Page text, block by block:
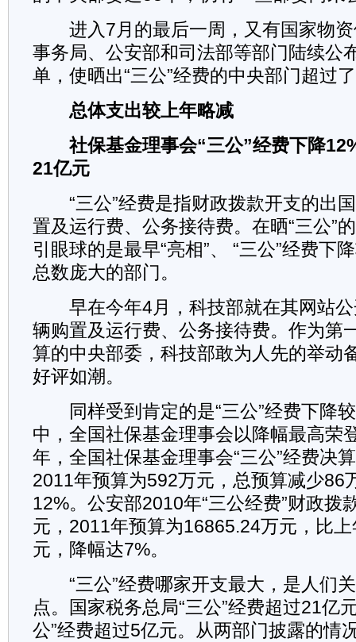
进入7月的最后一周，又有国家物资
事务局、公安部和司法部等部门陆续公
单，使晒出“三公”经费的中央部门超过
总体支出较上年略减
社保基金理事会“三公”经费下降
21亿元
“三公”经费是指财政拨款开支的出
置及运行费、公务接待费。在晒“三公”
引眼球的是最早“亮相”、 “三公”经费下
总数庞大的部门。
早在今年4月，科技部就在其网站公
辆购置及运行费、公务接待费。作为第
算的中央部委，科技部敢为人先的举动
好评如潮。
同样受到肯定的是“三公”经费下降
中，全国社保基金理事会以降幅最高荣
年，全国社保基金理事会“三公”经费决
2011年预算为592万元，总预算减少86
12%。公安部2010年“三公经费”财政拨
元，2011年预算为16865.24万元，比
元，降幅达7%。
“三公”经费哪家开支最大，是人们
点。国家税务总局“三公”经费超过21亿
公”经费超过5亿元。从两部门披露的情